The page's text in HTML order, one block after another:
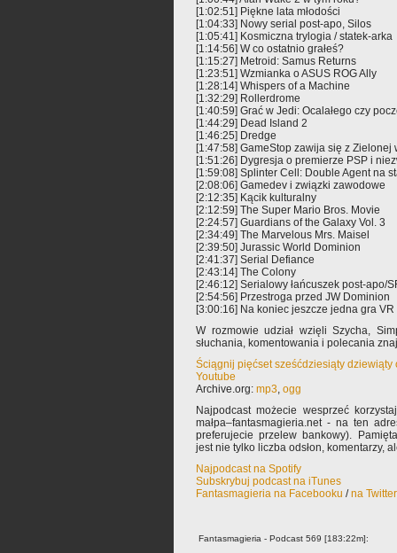
[1:02:51] Piękne lata młodości
[1:04:33] Nowy serial post-apo, Silos
[1:05:41] Kosmiczna trylogia / statek-arka
[1:14:56] W co ostatnio grałeś?
[1:15:27] Metroid: Samus Returns
[1:23:51] Wzmianka o ASUS ROG Ally
[1:28:14] Whispers of a Machine
[1:32:29] Rollerdrome
[1:40:59] Grać w Jedi: Ocalałego czy
[1:44:29] Dead Island 2
[1:46:25] Dredge
[1:47:58] GameStop zawija się z Zielonej
[1:51:26] Dygresja o premierze PSP i
[1:59:08] Splinter Cell: Double Agent na
[2:08:06] Gamedev i związki zawodowe
[2:12:35] Kącik kulturalny
[2:12:59] The Super Mario Bros. Movie
[2:24:57] Guardians of the Galaxy Vol. 3
[2:34:49] The Marvelous Mrs. Maisel
[2:39:50] Jurassic World Dominion
[2:41:37] Serial Defiance
[2:43:14] The Colony
[2:46:12] Serialowy łańcuszek post-apo/
[2:54:56] Przestroga przed JW Dominion
[3:00:16] Na koniec jeszcze jedna gra
W rozmowie udział wzięli Szycha,
słuchania, komentowania i polecania
Ściągnij pięćset sześćdziesiąty dziewiąty
Youtube
Archive.org: mp3, ogg
Najpodcast możecie wesprzeć
małpa–fantasmagieria.net - na ten
preferujecie przelew bankowy).
jest nie tylko liczba odsłon, komentarzy,
Najpodcast na Spotify
Subskrybuj podcast na iTunes
Fantasmagieria na Facebooku /na
Fantasmagieria - Podcast 569 [183:22m]: